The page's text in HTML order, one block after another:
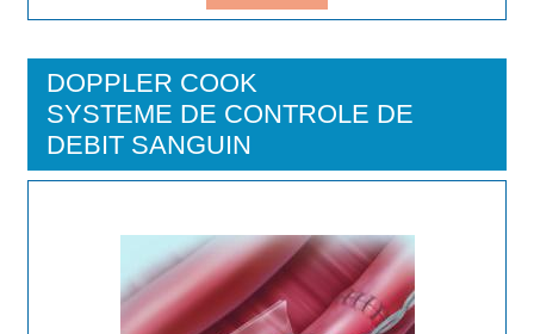
DOPPLER COOK
SYSTEME DE CONTROLE DE
DEBIT SANGUIN